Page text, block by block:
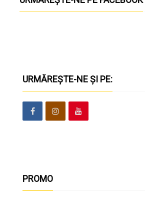
URMĂREȘTE-NE ȘI PE:
PROMO